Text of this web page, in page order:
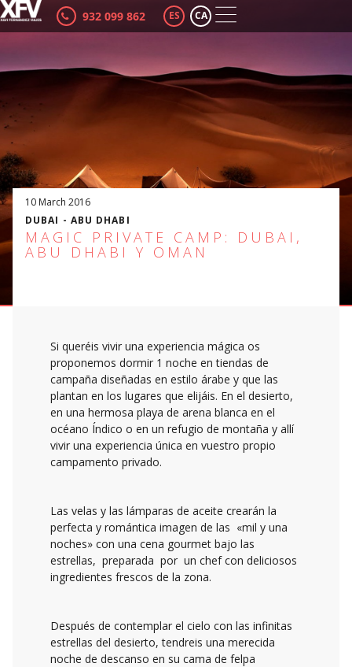
932 099 862 ES CA
10 March 2016
DUBAI - ABU DHABI
MAGIC PRIVATE CAMP: DUBAI,
ABU DHABI Y OMAN
Si queréis vivir una experiencia mágica os
proponemos dormir 1 noche en tiendas de
campaña diseñadas en estilo árabe y que las
plantan en los lugares que elijáis. En el desierto,
en una hermosa playa de arena blanca en el
océano Índico o en un refugio de montaña y allí
vivir una experiencia única en vuestro propio
campamento privado.
Las velas y las lámparas de aceite crearán la
perfecta y romántica imagen de las «mil y una
noches» con una cena gourmet bajo las
estrellas, preparada por un chef con deliciosos
ingredientes frescos de la zona.
Después de contemplar el cielo con las infinitas
estrellas del desierto, tendreis una merecida
noche de descanso en su cama de felpa